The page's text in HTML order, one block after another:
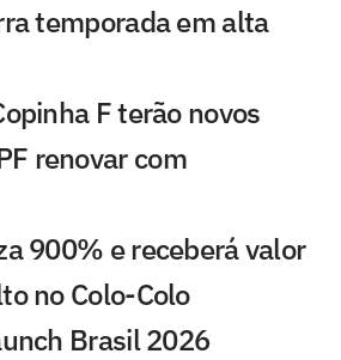
temporada em alta
F terão novos
renovar com
900% e receberá valor
no Colo-Colo
Brasil 2026